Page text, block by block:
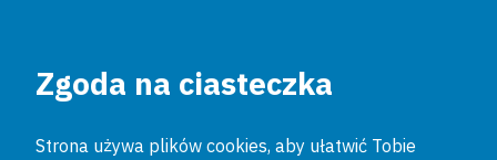
Zgoda na ciasteczka
Strona używa plików cookies, aby ułatwić Tobie